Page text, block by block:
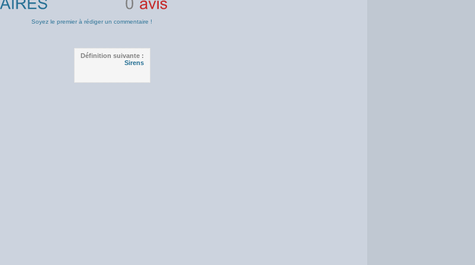
Soyez le premier à rédiger un commentaire !
Définition suivante :
Sirens